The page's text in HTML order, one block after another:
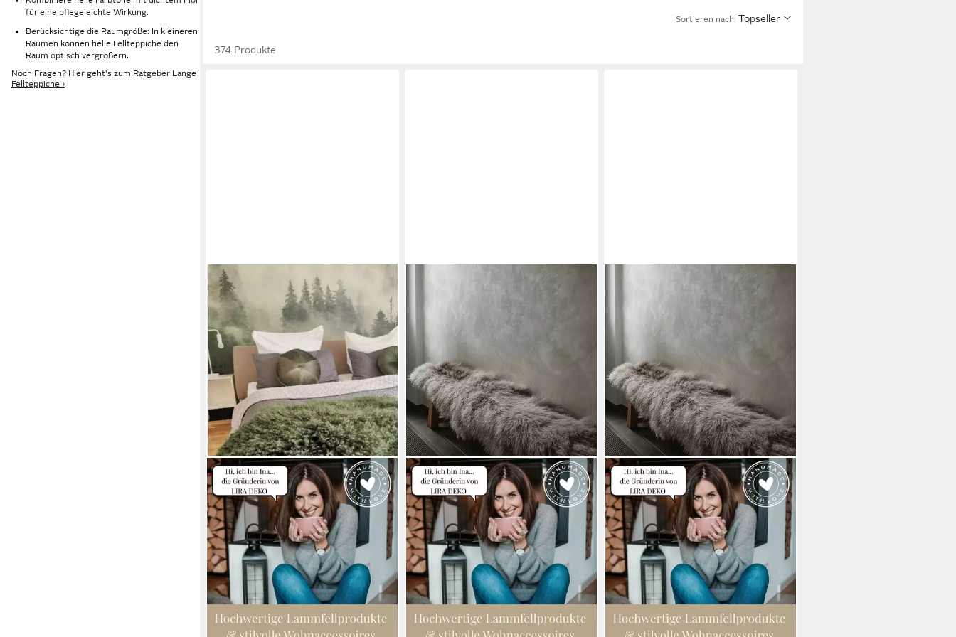
für eine pflegeleichte Wirkung.
Berücksichtige die Raumgröße: In kleineren
Räumen können helle Fellteppiche den
Raum optisch vergrößern.
Noch Fragen? Hier geht's zum Ratgeber Lange
Fellteppiche ›
Sortieren nach: Topseller
374 Produkte